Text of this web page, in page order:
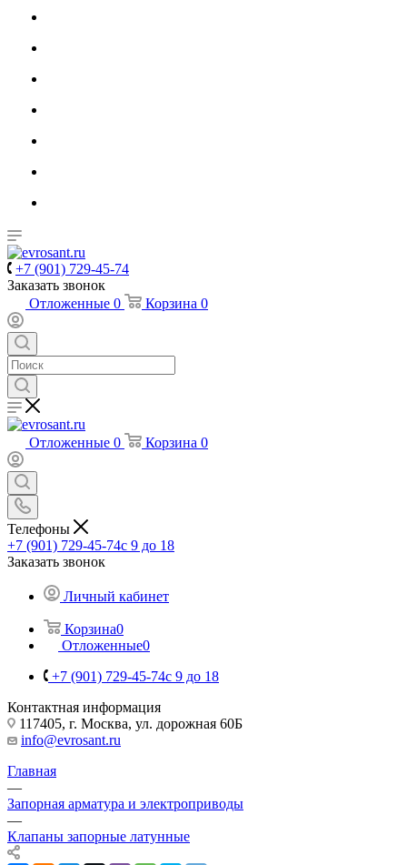
+7 (901) 729-45-74
Заказать звонок
Отложенные 0 Корзина 0
Отложенные 0 Корзина 0
Телефоны
+7 (901) 729-45-74c 9 до 18
Заказать звонок
Личный кабинет
Корзина0
Отложенные0
+7 (901) 729-45-74c 9 до 18
Контактная информация
117405, г. Москва, ул. дорожная 60Б
info@evrosant.ru
Главная
—
Запорная арматура и электроприводы
—
Клапаны запорные латунные